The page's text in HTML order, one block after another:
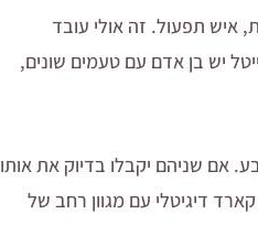
איש תפעול. זה אולי עובד
יש בן אדם עם טעמים שונים,
אם שניהם יקבלו בדיוק את אותו
דיגיטלי עם מגוון רחב של